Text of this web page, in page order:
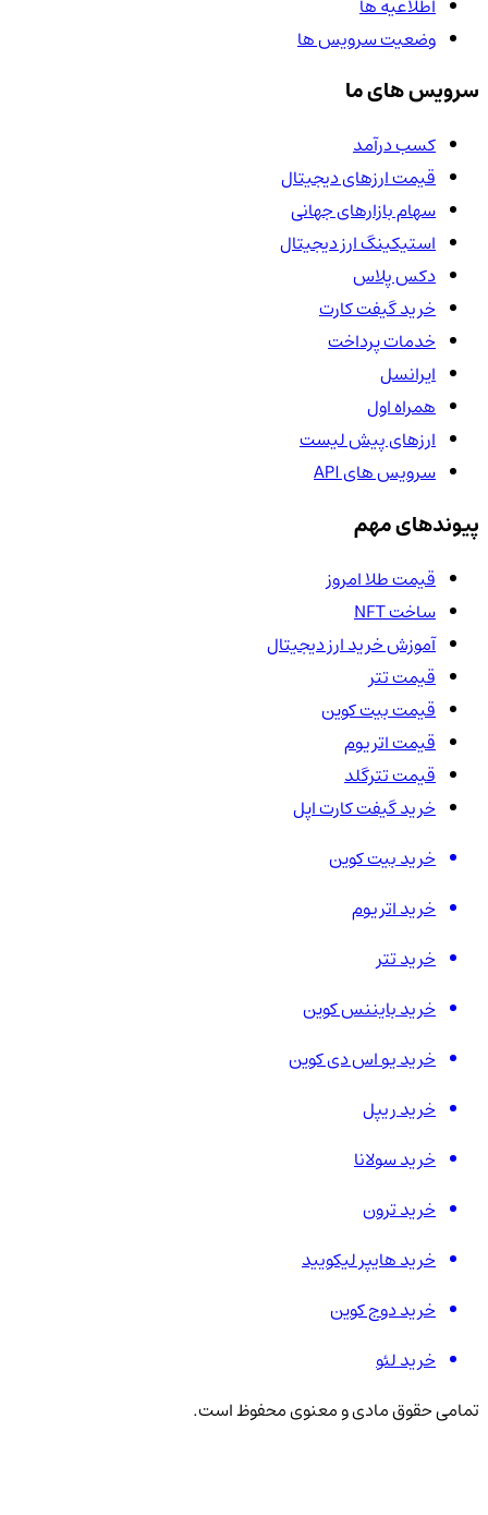
اطلاعیه ها
وضعیت سرویس ها
سرویس های ما
کسب درآمد
قیمت ارزهای دیجیتال
سهام بازارهای جهانی
استیکینگ ارز دیجیتال
دکس پلاس
خرید گیفت کارت
خدمات پرداخت
ایرانسل
همراه اول
ارزهای پیش لیست
سرویس های API
پیوندهای مهم
قیمت طلا امروز
ساخت NFT
آموزش خرید ارز دیجیتال
قیمت تتر
قیمت بیت کوین
قیمت اتریوم
قیمت تترگلد
خرید گیفت کارت اپل
خرید بیت کوین
خرید اتریوم
خرید تتر
خرید بایننس کوین
خرید یو اس دی کوین
خرید ریپل
خرید سولانا
خرید ترون
خرید هایپر لیکویید
خرید دوج کوین
خرید لئو
تمامی حقوق مادی و معنوی محفوظ است.